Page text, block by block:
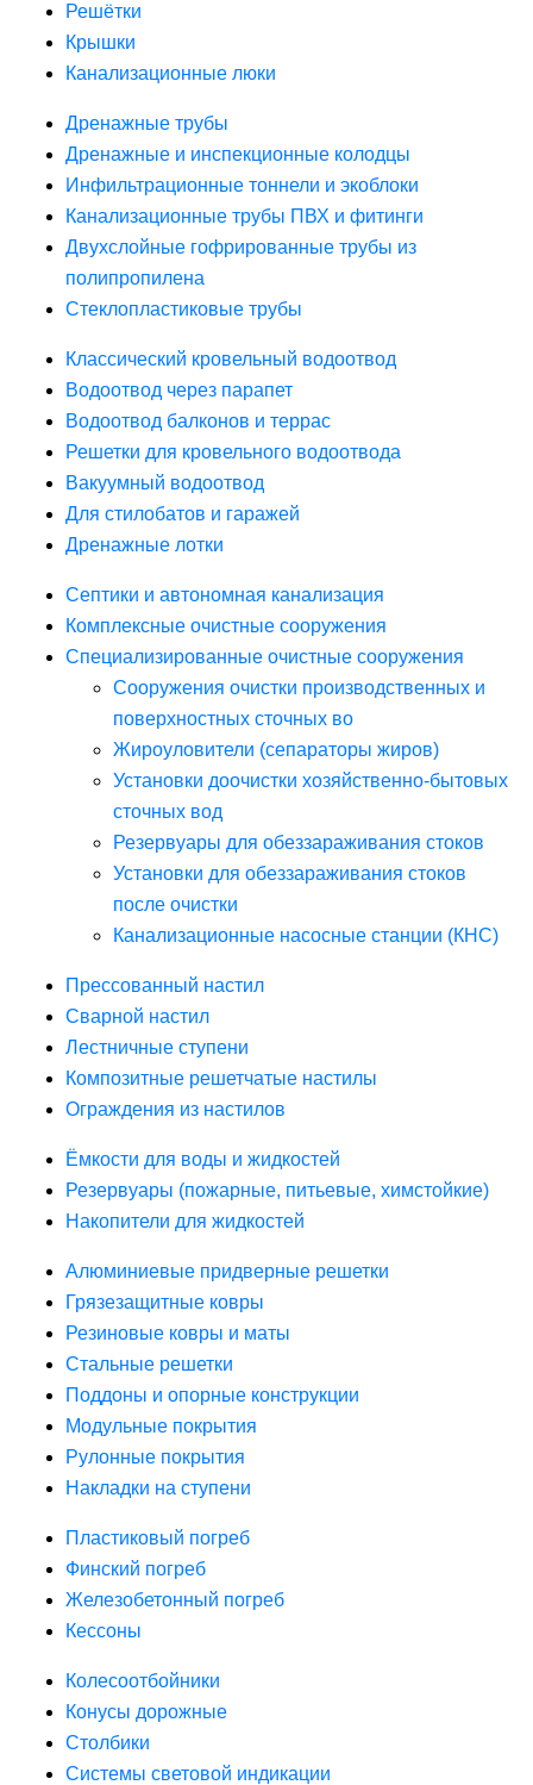
Решётки
Крышки
Канализационные люки
Дренажные трубы
Дренажные и инспекционные колодцы
Инфильтрационные тоннели и экоблоки
Канализационные трубы ПВХ и фитинги
Двухслойные гофрированные трубы из
полипропилена
Стеклопластиковые трубы
Классический кровельный водоотвод
Водоотвод через парапет
Водоотвод балконов и террас
Решетки для кровельного водоотвода
Вакуумный водоотвод
Для стилобатов и гаражей
Дренажные лотки
Септики и автономная канализация
Комплексные очистные сооружения
Специализированные очистные сооружения
Сооружения очистки производственных и
поверхностных сточных во
Жироуловители (сепараторы жиров)
Установки доочистки хозяйственно-бытовых
сточных вод
Резервуары для обеззараживания стоков
Установки для обеззараживания стоков
после очистки
Канализационные насосные станции (КНС)
Прессованный настил
Сварной настил
Лестничные ступени
Композитные решетчатые настилы
Ограждения из настилов
Ёмкости для воды и жидкостей
Резервуары (пожарные, питьевые, химстойкие)
Накопители для жидкостей
Алюминиевые придверные решетки
Грязезащитные ковры
Резиновые ковры и маты
Стальные решетки
Поддоны и опорные конструкции
Модульные покрытия
Рулонные покрытия
Накладки на ступени
Пластиковый погреб
Финский погреб
Железобетонный погреб
Кессоны
Колесоотбойники
Конусы дорожные
Столбики
Системы световой индикации